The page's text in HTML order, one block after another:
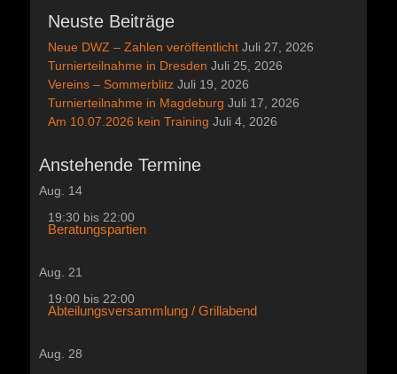
Neuste Beiträge
Neue DWZ – Zahlen veröffentlicht Juli 27, 2026
Turnierteilnahme in Dresden Juli 25, 2026
Vereins – Sommerblitz Juli 19, 2026
Turnierteilnahme in Magdeburg Juli 17, 2026
Am 10.07.2026 kein Training Juli 4, 2026
Anstehende Termine
Aug. 14
19:30 bis 22:00
Beratungspartien
Aug. 21
19:00 bis 22:00
Abteilungsversammlung / Grillabend
Aug. 28